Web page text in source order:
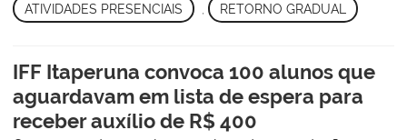
ATIVIDADES PRESENCIAIS RETORNO GRADUAL
IFF Itaperuna convoca 100 alunos que
aguardavam em lista de espera para
receber auxílio de R$ 400